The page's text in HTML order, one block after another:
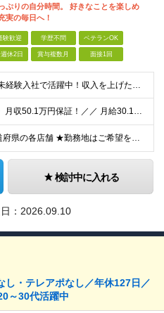
ぷりの自分時間。 好きなことを楽しめ
実の毎日へ！
験歓迎 学歴不問 ベテランOK
休2日 賞与複数月 面接1回
＜★95%が未経験入社で活躍中！収入を上げたい・新しいスキルを身につけたい方、大歓迎！★＞ ◆学歴不問・第二新卒歓迎 ◆社会人経験1年以上 ★100％人柄、意欲重視の採用です 「新しい環境でスタート
＼＼【全員】月収50.1万円保証！／／ 月給30.1万円＋インセン＋特別手当20万円(半年間)＋賞与 ※経験者は優遇いたします（研修も免除の場合有） ※固定残業代:7万4000円以上/月45時間分
■全国47都道府県の各店舗 ★勤務地はご希望を考慮の上、決定します ★今後も店舗を全国に拡大していきます ★U・Iターン歓迎（社宅あり） ★マイカー通勤OK（地域により規定あり。詳細はお問合せくださ
検討中に入れる
： 2026.09.10
し・テレアポなし／年休127日／
～30代活躍中